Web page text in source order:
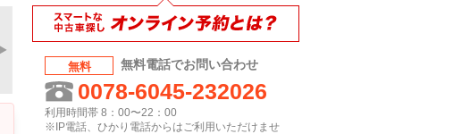
無料 無料電話でお問い合わせ
0078-6045-232026
利用時間帯 8：00〜22：00
※IP電話、ひかり電話からはご利用いただけませ